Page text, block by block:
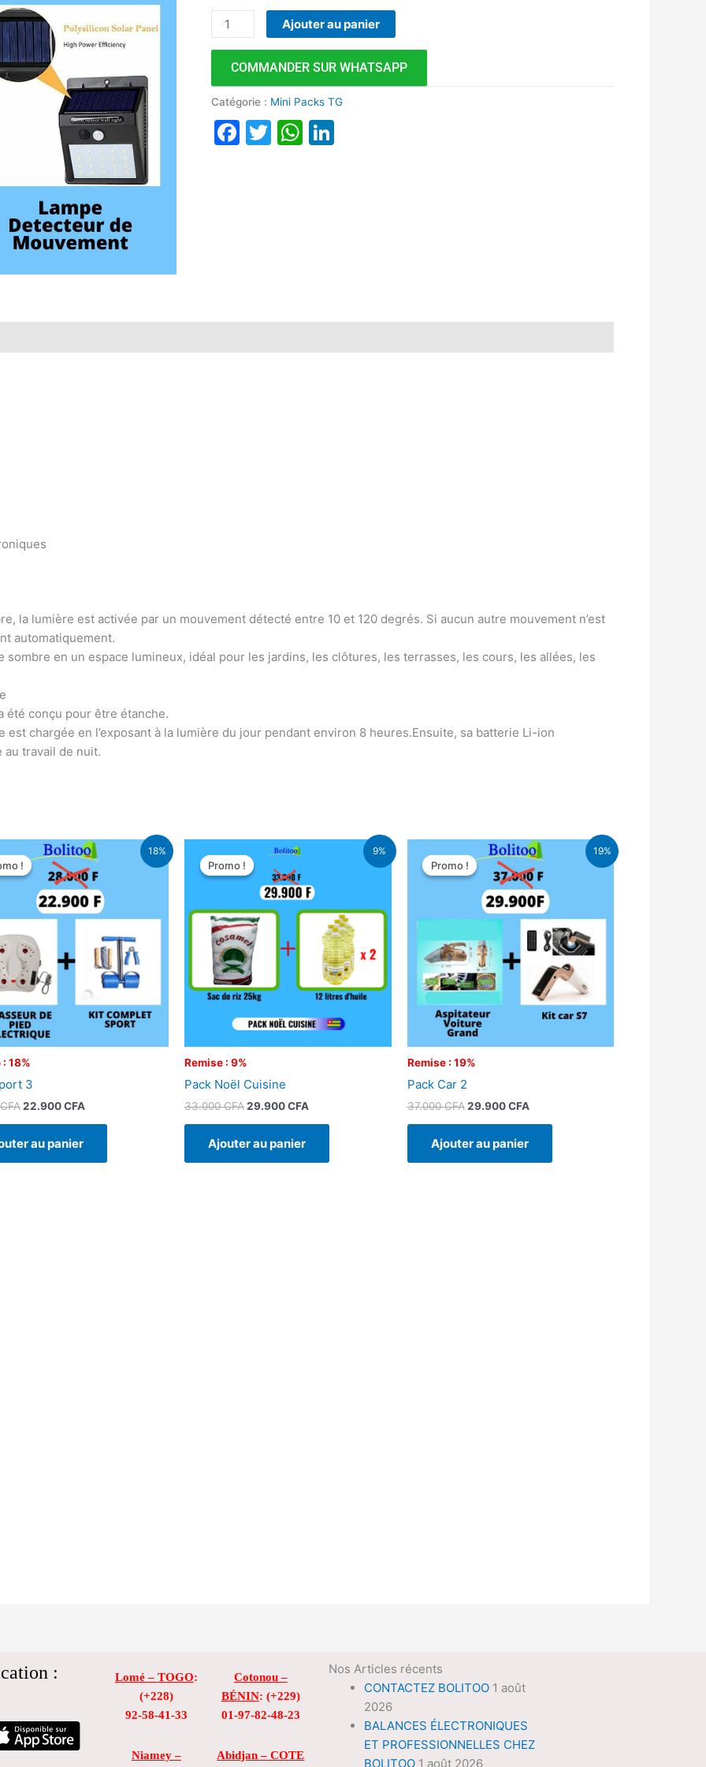
Ajouter au panier
COMMANDER SUR WHATSAPP
Catégorie : Mini Packs TG
Facebook
TwitterWhatsApp
la lumière est activée par un mouvement détecté entre 10 et 120 degrés. Si aucun autre mouvement n’est
automatiquement.
sombre en un espace lumineux, idéal pour les jardins, les clôtures, les terrasses, les cours, les allées, les
été conçu pour être étanche.
est chargée en l’exposant à la lumière du jour pendant environ 8 heures.Ensuite, sa batterie Li-ion
au travail de nuit.
18%
!
18%
!
3
CFA
prix
initial
était :
28.000 CFA.
22.900CFA
Le
prix
actuel
est :
22.900 CFA.
au panier
9%
Promo !
Remise : 9%
Promo !
Pack Noël Cuisine
33.000CFA
prix
initial
était :
33.000 CFA.
29.900CFA
est :
29.900 CFA.
Ajouter au panier
19%
Promo !
Remise : 19%
Promo !
Pack Car 2
37.000CFA
prix
initial
était :
37.000 CFA.
29.900CFA
Le
prix
actuel
est :
29.900 CFA.
Ajouter au panier
: Lomé – TOGO:
(+228)
92-58-41-33
Niamey –
Cotonou –
BÉNIN: (+229)
01-97-82-48-23
Abidjan – COTE
Nos Articles récents
CONTACTEZ BOLITOO 1 août
2026
BALANCES ÉLECTRONIQUES
ET PROFESSIONNELLES CHEZ
BOLITOO 1 août 2026